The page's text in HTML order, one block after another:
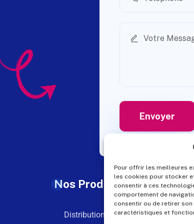
Pour offrir les meilleures
les cookies pour stocker
consentir à ces
comportement de
consentir ou de retirer
caractéristiques et
Nos Produits
Distribution